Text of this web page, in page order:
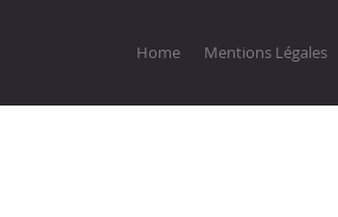
Home Mentions Légales